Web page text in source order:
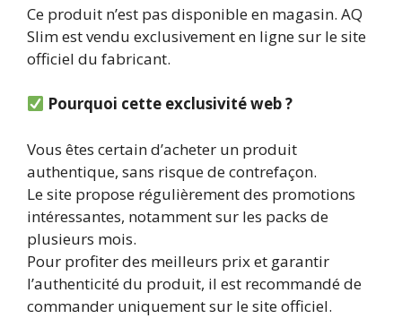
Ce produit n’est pas disponible en magasin. AQ
Slim est vendu exclusivement en ligne sur le site
officiel du fabricant.
Pourquoi cette exclusivité web ?
Vous êtes certain d’acheter un produit
authentique, sans risque de contrefaçon.
Le site propose régulièrement des promotions
intéressantes, notamment sur les packs de
plusieurs mois.
Pour profiter des meilleurs prix et garantir
l’authenticité du produit, il est recommandé de
commander uniquement sur le site officiel.